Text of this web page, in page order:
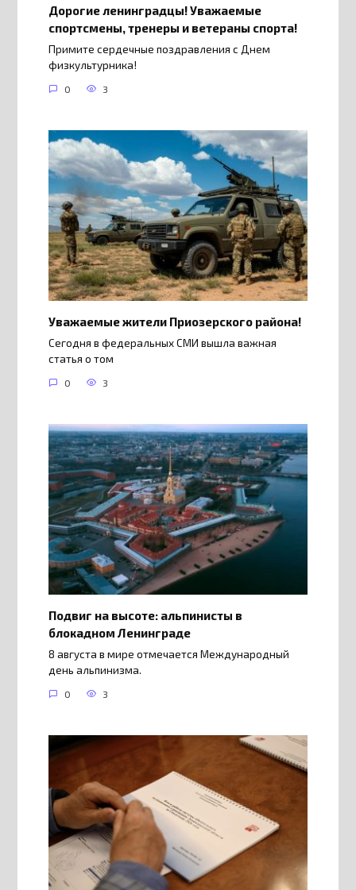
Дорогие ленинградцы! Уважаемые
спортсмены, тренеры и ветераны спорта!
Примите сердечные поздравления с Днем
физкультурника!
0 3
Уважаемые жители Приозерского района!
Сегодня в федеральных СМИ вышла важная
статья о том
0 3
Подвиг на высоте: альпинисты в
блокадном Ленинграде
8 августа в мире отмечается Международный
день альпинизма.
0 3